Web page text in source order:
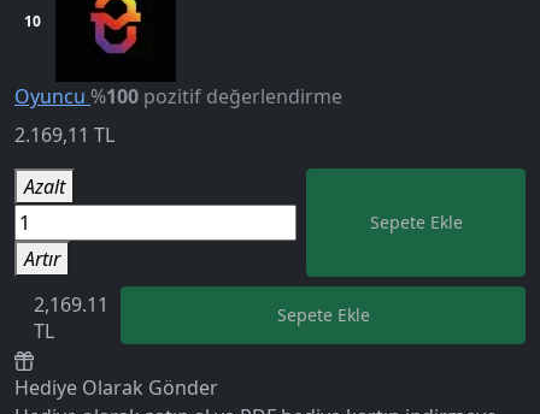
5.0
0 değerlendirme
10
Oyuncu %100 pozitif değerlendirme
2.169,11 TL
Azalt
Artır
Sepete Ekle
2,169.11
TL
Sepete Ekle
Hediye Olarak Gönder